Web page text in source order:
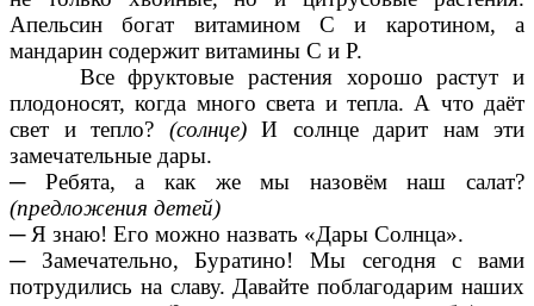
Апельсин богат витамином C и каротином, а
мандарин содержит витамины C и P.
Все фруктовые растения хорошо растут и
плодоносят, когда много света и тепла. А что даёт
свет и тепло? (солнце)И солнце дарит нам эти
замечательные дары.
─ Ребята, а как же мы назовём наш салат?
(предложения детей)
─ Я знаю! Его можно назвать «Дары Солнца».
─ Замечательно, Буратино! Мы сегодня с вами
потрудились на славу. Давайте поблагодарим наших